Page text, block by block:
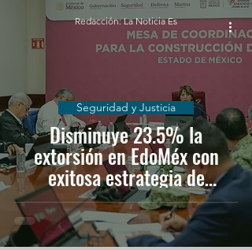
Disminuye 23.5% la
extorsión en EdoMéx con
exitosa estrategia de
seguridad
Seguridad y Justicia
Redacción: La Noticia Es